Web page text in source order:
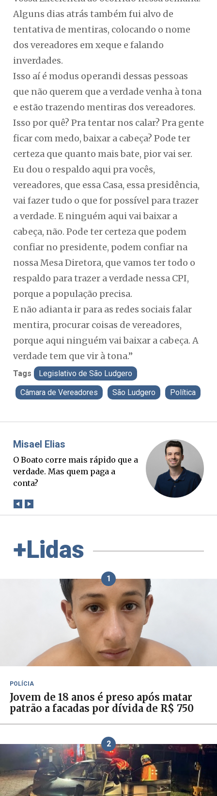
Alguns dias atrás também fui alvo de
tentativa de mentiras, colocando o nome
dos vereadores em xeque e falando
inverdades.
Isso aí é modus operandi dessas pessoas
que não querem que a verdade venha à tona
e estão trazendo mentiras dos vereadores.
Isso por quê? Pra tentar nos calar? Pra gente
ficar com medo, baixar a cabeça? Pode ter
certeza que quanto mais bate, pior vai ser.
Eu dou o respaldo aqui pra vocês,
vereadores, que essa Casa, essa presidência,
vai fazer tudo o que for possível para trazer
a verdade. E ninguém aqui vai baixar a
cabeça, não. Pode ter certeza que podem
confiar no presidente, podem confiar na
nossa Mesa Diretora, que vamos ter todo o
respaldo para trazer a verdade nessa CPI,
porque a população precisa.
E não adianta ir para as redes sociais falar
mentira, procurar coisas de vereadores,
porque aqui ninguém vai baixar a cabeça. A
verdade tem que vir à tona.”
Tags Legislativo de São Ludgero
Câmara de Vereadores São Ludgero Política
Misael Elias
O Boato corre mais rápido que a
verdade. Mas quem paga a
conta?
+Lidas
1
POLÍCIA
Jovem de 18 anos é preso após matar
patrão a facadas por dívida de R$ 750
2